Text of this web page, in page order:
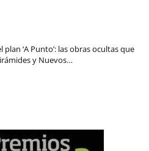
‘A Punto’: las obras ocultas que
y Nuevos…